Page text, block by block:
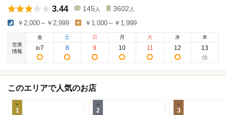
3.44 145 人 3602 人
￥2,000～￥2,999 ￥1,000～￥1,999
空席
情報
金
8/7
土
8
日
9
月
10
火
11
水
12
木
13
このエリアで人気のお店
1 2 3